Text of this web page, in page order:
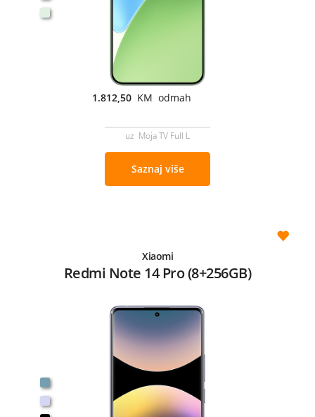
1.812,50 KM odmah
uz Moja TV Full L
Saznaj više
Xiaomi
Redmi Note 14 Pro (8+256GB)